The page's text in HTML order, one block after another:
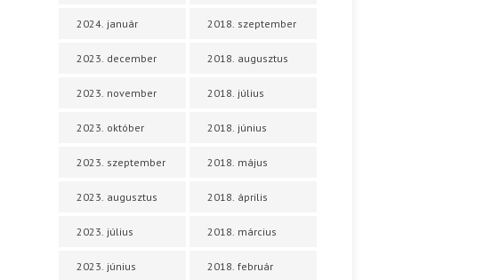
2024. január
2023. december
2023. november
2023. október
2023. szeptember
2023. augusztus
2023. július
2023. június
2018. szeptember
2018. augusztus
2018. július
2018. június
2018. május
2018. április
2018. március
2018. február